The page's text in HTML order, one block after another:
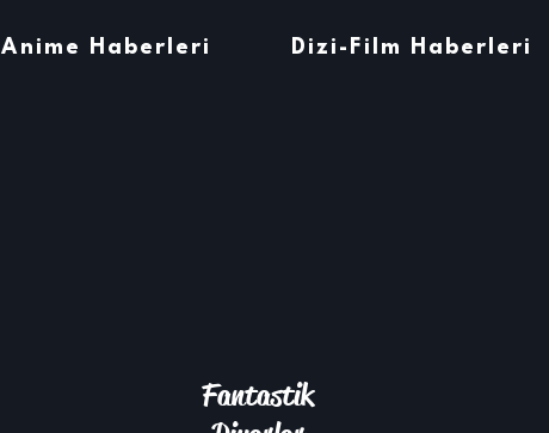
Anime Haberleri Dizi-Film Haberleri
Fantastik